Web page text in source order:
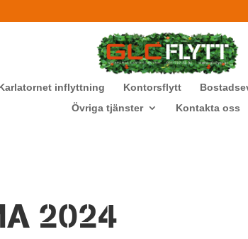
inflyttning Kontorsflytt
Övriga tjänster
Kontakta oss
2024